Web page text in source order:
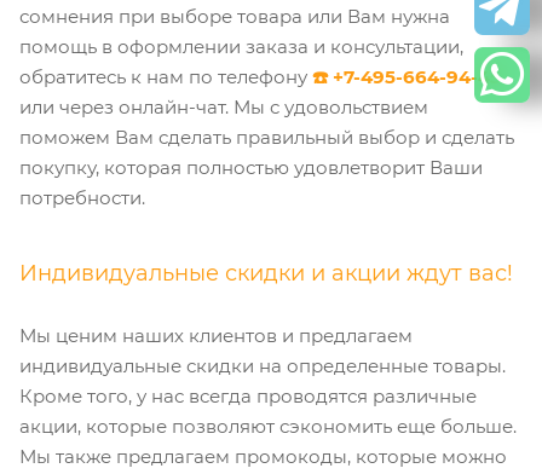
сомнения при выборе товара или Вам нужна
помощь в оформлении заказа и консультации,
обратитесь к нам по телефону ☎️ +7-495-664-94-45
или через онлайн-чат. Мы с удовольствием
поможем Вам сделать правильный выбор и сделать
покупку, которая полностью удовлетворит Ваши
потребности.
Индивидуальные скидки и акции ждут вас!
Мы ценим наших клиентов и предлагаем
индивидуальные скидки на определенные товары.
Кроме того, у нас всегда проводятся различные
акции, которые позволяют сэкономить еще больше.
Мы также предлагаем промокоды, которые можно